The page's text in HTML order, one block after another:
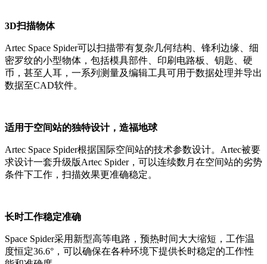
3D扫描物体
Artec Space Spider可以扫描带有复杂几何结构、锋利边缘、细
密罗纹的小型物体，包括模具部件、印刷电路板、钥匙、硬
币，甚至人耳，一系列测量及编辑工具可用于数据处理并导出
数据至CAD软件。
适用于空间站的独特设计，造福地球
Artec Space Spider根据国际空间站的技术参数设计。Artec被要
求设计一套升级版Artec Spider，可以连续数月在空间站的劣势
条件下工作，扫描效果更准确稳定。
长时工作稳定准确
Space Spider采用新型高等电路，预热时间大大缩短，工作温
度恒定36.6°，可以确保在各种环境下提供长时稳定的工作性